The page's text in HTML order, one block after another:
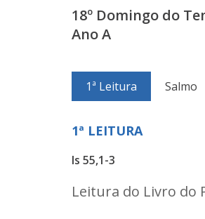
18º Domingo do
Ano A
1ª Leitura Salmo
1ª LEITURA
Is 55,1-3
Leitura do Livro do